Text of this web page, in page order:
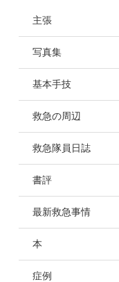
主張
写真集
基本手技
救急の周辺
救急隊員日誌
書評
最新救急事情
本
症例